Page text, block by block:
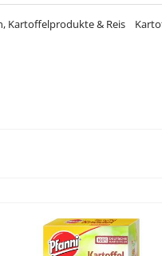
Kartoffelprodukte & Reis